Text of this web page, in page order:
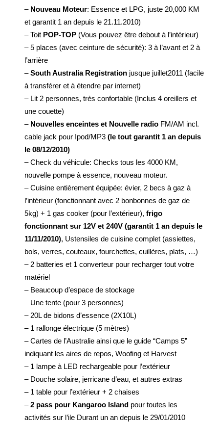
– Nouveau Moteur: Essence et LPG, juste 20,000 KM
et garantit 1 an depuis le 21.11.2010)
– Toit POP-TOP (Vous pouvez être debout à l’intérieur)
– 5 places (avec ceinture de sécurité): 3 à l’avant et 2 à
l’arrière
–South Australia Registration jusque juillet2011 (facile
à transférer et à étendre par internet)
– Lit 2 personnes, très confortable (Inclus 4 oreillers et
une couette)
– Nouvelles enceintes et Nouvelle radio FM/AM incl.
cable jack pour Ipod/MP3 (le tout garantit 1 an depuis
le 08/12/2010)
– Check du véhicule: Checks tous les 4000 KM,
nouvelle pompe à essence, nouveau moteur.
– Cuisine entièrement équipée: évier, 2 becs à gaz à
l’intérieur (fonctionnant avec 2 bonbonnes de gaz de
5kg) + 1 gas cooker (pour l’extérieur), frigo
fonctionnant sur 12V et 240V (garantit 1 an depuis le
11/11/2010), Ustensiles de cuisine complet (assiettes,
bols, verres, couteaux, fourchettes, cuillères, plats, …)
– 2 batteries et 1 converteur pour recharger tout votre
matériel
– Beaucoup d’espace de stockage
– Une tente (pour 3 personnes)
– 20L de bidons d’essence (2X10L)
– 1 rallonge électrique (5 mètres)
– Cartes de l’Australie ainsi que le guide “Camps 5”
indiquant les aires de repos, Woofing et Harvest
– 1 lampe à LED rechargeable pour l’extérieur
– Douche solaire, jerricane d’eau, et autres extras
– 1 table pour l’extérieur + 2 chaises
–2 pass pour Kangaroo Island pour toutes les
activités sur l’ile Durant un an depuis le 29/01/2010